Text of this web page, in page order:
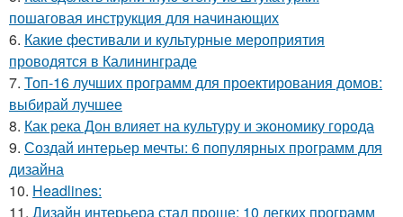
пошаговая инструкция для начинающих
6. Какие фестивали и культурные мероприятия
проводятся в Калининграде
7. Топ-16 лучших программ для проектирования домов:
выбирай лучшее
8. Как река Дон влияет на культуру и экономику города
9. Создай интерьер мечты: 6 популярных программ для
дизайна
10. Headlines:
11. Дизайн интерьера стал проще: 10 легких программ